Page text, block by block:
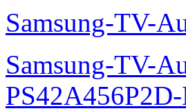
Samsung-TV-
Samsung-TV-